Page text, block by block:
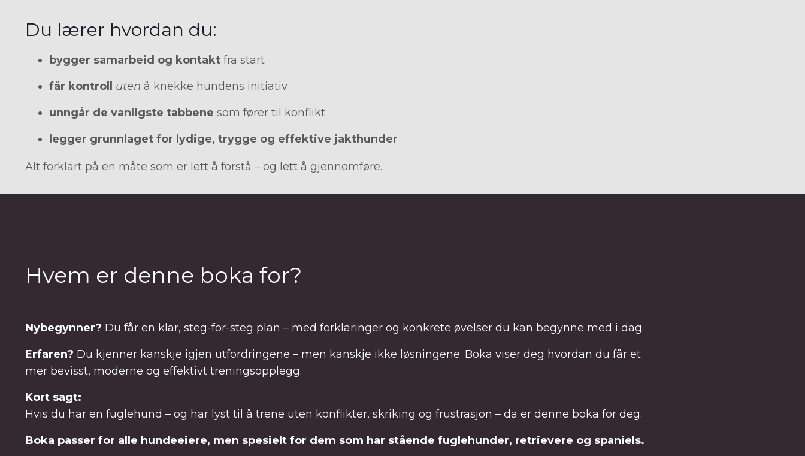
Du lærer hvordan du:
bygger samarbeid og kontakt fra start
får kontroll
uten å knekke hundens initiativ
unngår de vanligste tabbene som fører til konflikt
legger grunnlaget for lydige, trygge og effektive jakthunder
Alt forklart på en måte som er lett å forstå – og lett å gjennomføre.
Hvem er denne boka for?
Nybegynner? Du får en klar, steg-for-steg plan – med forklaringer og konkrete øvelser du kan begynne med i dag.
Erfaren? Du kjenner kanskje igjen utfordringene – men kanskje ikke løsningene. Boka viser deg hvordan du får et
mer bevisst, moderne og effektivt treningsopplegg.
Kort sagt:
Hvis du har en fuglehund – og har lyst til å trene uten konflikter, skriking og frustrasjon – da er denne boka for deg.
Boka passer for alle hundeeiere, men spesielt for dem som har stående fuglehunder, retrievere og spaniels.